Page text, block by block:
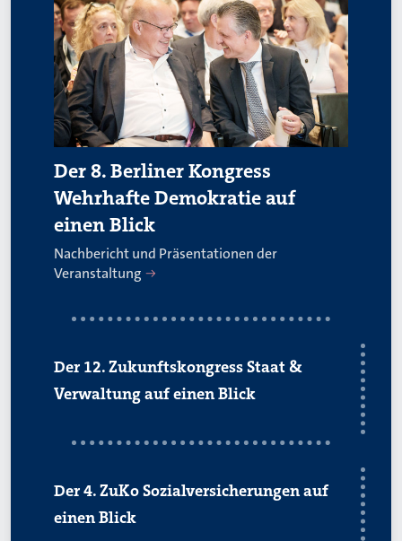
Der 8. Berliner Kongress
Wehrhafte Demokratie auf
einen Blick
Nachbericht und Präsentationen der
Veranstaltung
Der 12. Zukunftskongress Staat &
Verwaltung auf einen Blick
Der 4. ZuKo Sozialversicherungen auf
einen Blick